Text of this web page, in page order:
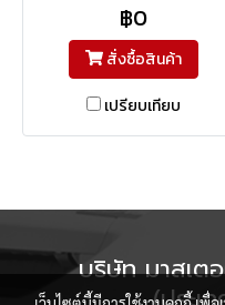
฿0
สั่งซื้อสินค้า
เปรียบเทียบ
บริษัท มาสเ